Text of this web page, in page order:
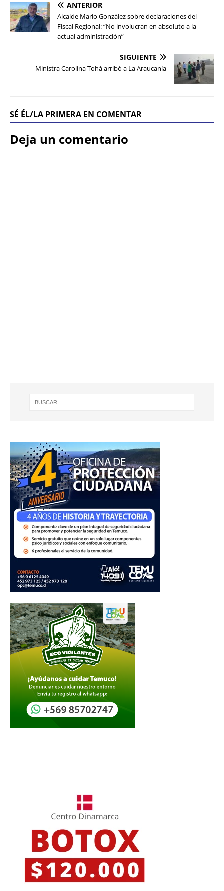
ANTERIOR
Alcalde Mario González sobre declaraciones del
Fiscal Regional: “No involucran en absoluto a la
actual administración”
SIGUIENTE
Ministra Carolina Tohá arribó a La Araucanía
SÉ ÉL/LA PRIMERA EN COMENTAR
Deja un comentario